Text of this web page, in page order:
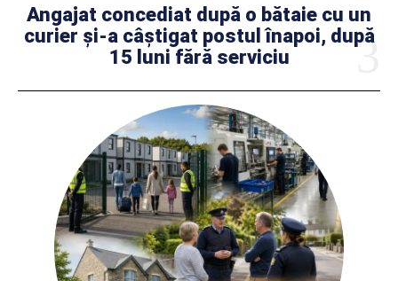
Angajat concediat după o bătaie cu un
curier și-a câștigat postul înapoi, după
15 luni fără serviciu